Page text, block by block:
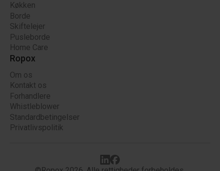
Køkken
Borde
Skiftelejer
Pusleborde
Home Care
Ropox
Om os
Kontakt os
Forhandlere
Whistleblower
Standardbetingelser
Privatlivspolitik